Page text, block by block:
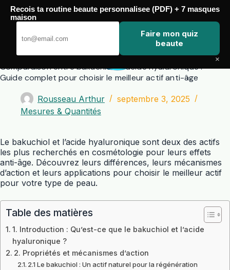
Passer
contenu
Comparaison entre bakuchiol et acide hyaluronique :
Guide complet pour choisir le meilleur actif anti-âge
Rousseau Arthur
septembre 3, 2025
Mesures & Quantités
Le bakuchiol et l’acide hyaluronique sont deux des actifs
les plus recherchés en cosmétologie pour leurs effets
anti-âge. Découvrez leurs différences, leurs mécanismes
d’action et leurs applications pour choisir le meilleur actif
pour votre type de peau.
Table des matières
1. Introduction : Qu’est-ce que le bakuchiol et l’acide
hyaluronique ?
2. Propriétés et mécanismes d’action
2.1 Le bakuchiol : Un actif naturel pour la régénération
Recois ta routine beaute personnalisee (PDF) + 7 masques
maison
Faire mon quiz
beaute
×